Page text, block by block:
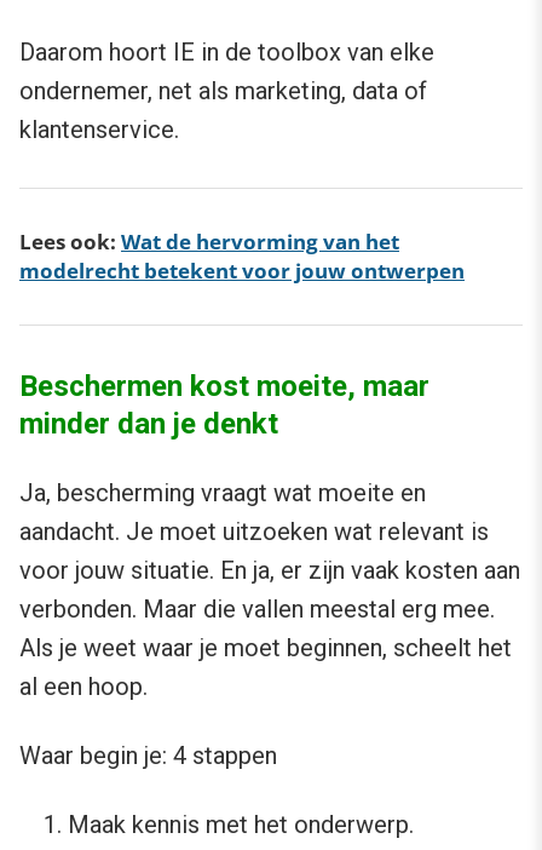
Daarom hoort IE in de toolbox van elke
ondernemer, net als marketing, data of
klantenservice.
Lees ook: Wat de hervorming van het
modelrecht betekent voor jouw ontwerpen
Beschermen kost moeite, maar
minder dan je denkt
Ja, bescherming vraagt wat moeite en
aandacht. Je moet uitzoeken wat relevant is
voor jouw situatie. En ja, er zijn vaak kosten aan
verbonden. Maar die vallen meestal erg mee.
Als je weet waar je moet beginnen, scheelt het
al een hoop.
Waar begin je: 4 stappen
Maak kennis met het onderwerp.